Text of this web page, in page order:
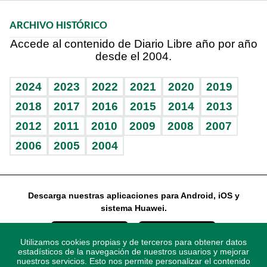
Vida y familia
Eñe
Celebrando la vida
Sin complejos
En pocas palabras
Escuchando al corazón
Economía Personal
Consulta Libre
BRV
TBT Deportivo
Más firmas
Hecho en casa
Guía del dinero
Cumpleaños
Horóscopos
ARCHIVO HISTÓRICO
Accede al contenido de Diario Libre año por año
desde el 2004.
2024 2023 2022 2021 2020
2019
2018
2017 2016 2015 2014
2013
2012
2011 2010 2009 2008
2007
2006
2005 2004
Descarga nuestras aplicaciones para Android, iOS y
sistema Huawei.
Utilizamos cookies propias y de terceros para obtener datos
estadísticos de la navegación de nuestros usuarios y mejorar
nuestros servicios. Esto nos permite personalizar el contenido